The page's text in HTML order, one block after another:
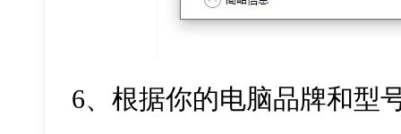
6、根据你的电脑品牌和型